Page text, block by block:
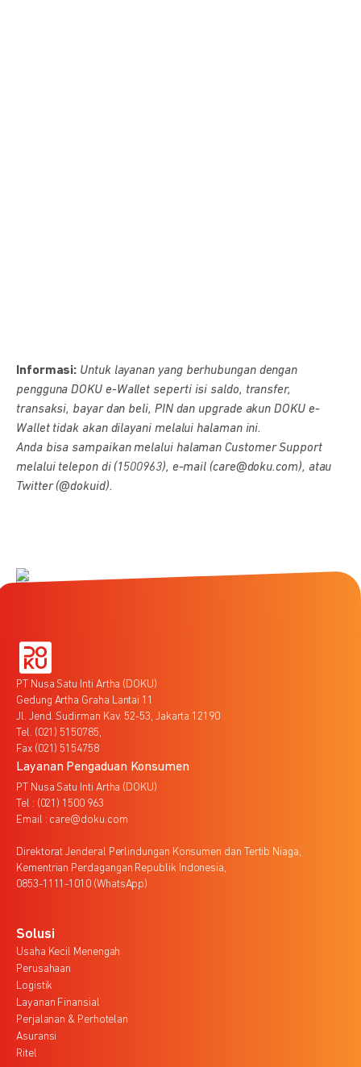
Informasi: Untuk layanan yang berhubungan dengan
pengguna DOKU e-Wallet seperti isi saldo, transfer,
transaksi, bayar dan beli, PIN dan upgrade akun DOKU e-
Wallet tidak akan dilayani melalui halaman ini.
Anda bisa sampaikan melalui halaman Customer Support
melalui telepon di (1500963), e-mail (care@doku.com), atau
Twitter (@dokuid).
PT Nusa Satu Inti Artha (DOKU)
Gedung Artha Graha Lantai 11
Jl. Jend. Sudirman Kav. 52-53, Jakarta 12190
Tel. (021) 5150785,
Fax (021) 5154758
Layanan Pengaduan Konsumen
PT Nusa Satu Inti Artha (DOKU)
Tel : (021) 1500 963
Email : care@doku.com
Direktorat Jenderal Perlindungan Konsumen dan Tertib Niaga,
Kementrian Perdagangan Republik Indonesia,
0853-1111-1010 (WhatsApp)
Solusi
Usaha Kecil Menengah
Perusahaan
Logistik
Layanan Finansial
Perjalanan & Perhotelan
Asuransi
Ritel